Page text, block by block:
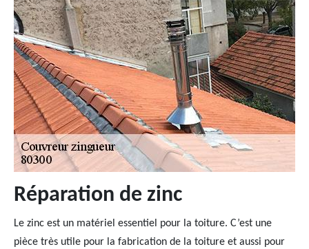
Réparation de zinc
Le zinc est un matériel essentiel pour la toiture. C’est une
pièce très utile pour la fabrication de la toiture et aussi pour